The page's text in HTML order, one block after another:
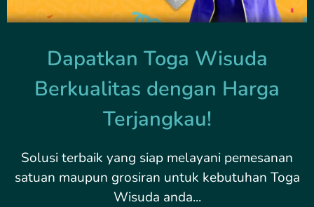
Dapatkan Toga Wisuda
Berkualitas dengan Harga
Terjangkau!
Solusi terbaik yang siap melayani pemesanan
satuan maupun grosiran untuk kebutuhan Toga
Wisuda anda...